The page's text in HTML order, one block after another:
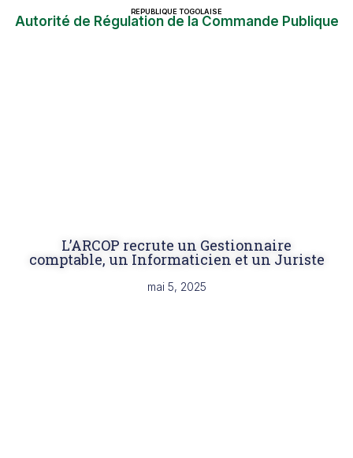
Autorité de Régulation de la Commande Publique
REPUBLIQUE TOGOLAISE
L’ARCOP recrute un Gestionnaire
comptable, un Informaticien et un Juriste
mai 5, 2025